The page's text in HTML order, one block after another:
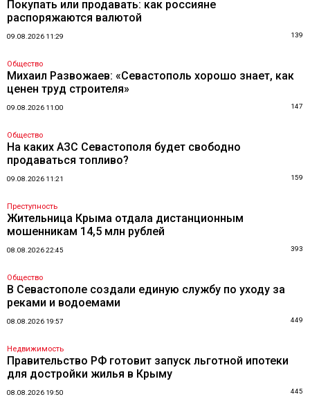
Покупать или продавать: как россияне
распоряжаются валютой
09.08.2026 11:29 139
Общество
Михаил Развожаев: «Севастополь хорошо знает, как
ценен труд строителя»
09.08.2026 11:00 147
Общество
На каких АЗС Севастополя будет свободно
продаваться топливо?
09.08.2026 11:21 159
Преступность
Жительница Крыма отдала дистанционным
мошенникам 14,5 млн рублей
08.08.2026 22:45 393
Общество
В Севастополе создали единую службу по уходу за
реками и водоемами
08.08.2026 19:57 449
Недвижимость
Правительство РФ готовит запуск льготной ипотеки
для достройки жилья в Крыму
08.08.2026 19:50 445